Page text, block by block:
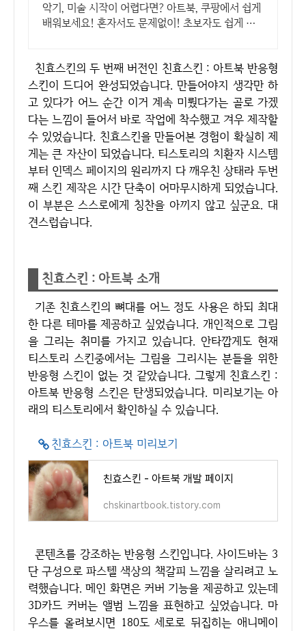
악기, 미술 시작이 어렵다면? 아트북, 쿠팡에서 쉽게
배워보세요! 혼자서도 문제없이! 초보자도 쉽게 따
친효스킨의 두 번째 버전인 친효스킨 : 아트북 반응형
스킨이 드디어 완성되었습니다. 만들어야지 생각만 하
고 있다가 어느 순간 이거 계속 미뤘다가는 골로 가겠
다는 느낌이 들어서 바로 작업에 착수했고 겨우 제작할
수 있었습니다. 친효스킨을 만들어본 경험이 확실히 제
게는 큰 자산이 되었습니다. 티스토리의 치환자 시스템
부터 인덱스 페이지의 원리까지 다 깨우친 상태라 두번
째 스킨 제작은 시간 단축이 어마무시하게 되었습니다.
이 부분은 스스로에게 칭찬을 아끼지 않고 싶군요. 대
견스럽습니다.
친효스킨 : 아트북 소개
기존 친효스킨의 뼈대를 어느 정도 사용은 하되 최대
한 다른 테마를 제공하고 싶었습니다. 개인적으로 그림
을 그리는 취미를 가지고 있습니다. 안타깝게도 현재
티스토리 스킨중에서는 그림을 그리시는 분들을 위한
반응형 스킨이 없는 것 같았습니다. 그렇게 친효스킨 :
아트북 반응형 스킨은 탄생되었습니다. 미리보기는 아
래의 티스토리에서 확인하실 수 있습니다.
친효스킨 : 아트북 미리보기
친효스킨 - 아트북 개발 페이지
chskinartbook.tistory.com
콘텐츠를 강조하는 반응형 스킨입니다. 사이드바는 3
단 구성으로 파스텔 색상의 책갈피 느낌을 살리려고 노
력했습니다. 메인 화면은 커버 기능을 제공하고 있는데
3D카드 커버는 앨범 느낌을 표현하고 싶었습니다. 마
우스를 올려보시면 180도 세로로 뒤집히는 애니메이